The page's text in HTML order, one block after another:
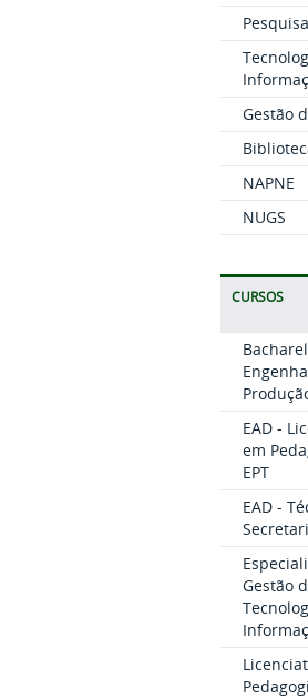
Pesquisa
Gestão
NAPNE
NUGS
CURSOS
EAD -
em
EPT
EAD -
Gestão